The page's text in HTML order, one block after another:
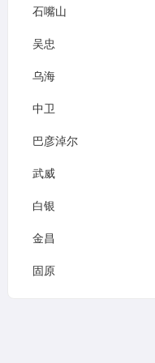
石嘴山
吴忠
乌海
中卫
巴彦淖尔
武威
白银
金昌
固原